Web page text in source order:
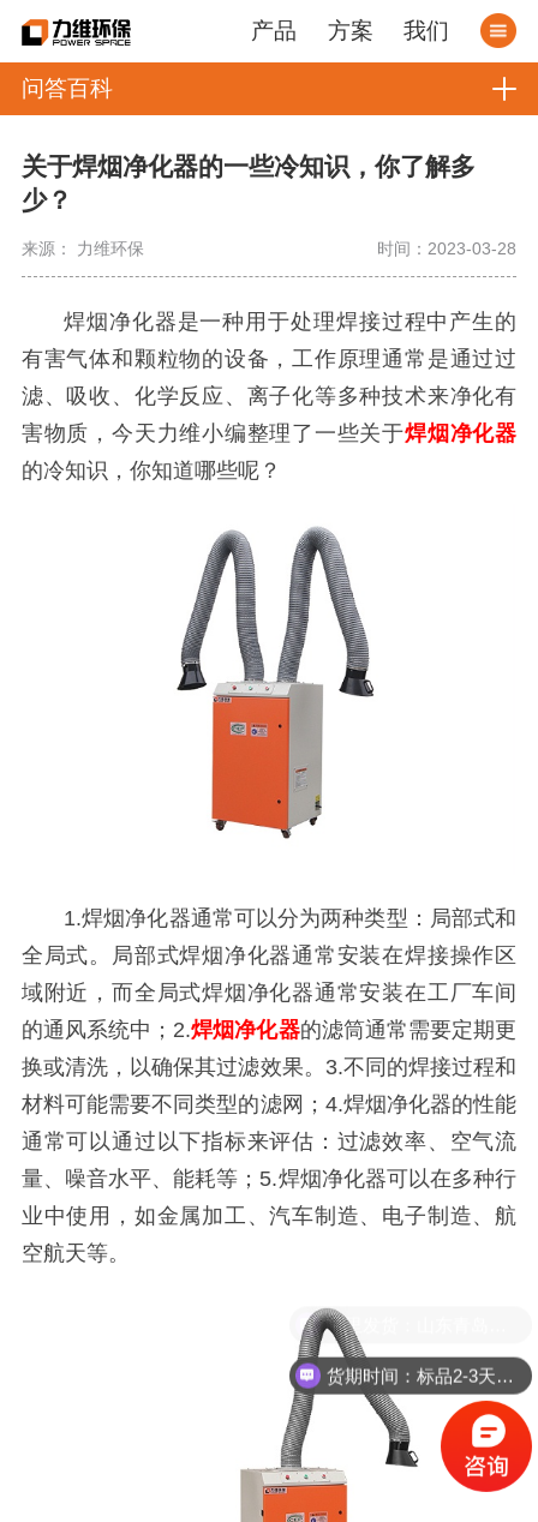
产品 方案 我们
问答百科
关于焊烟净化器的一些冷知识，你了解多
少？
来源： 力维环保 时间：2023-03-28
焊烟净化器是一种用于处理焊接过程中产生的
有害气体和颗粒物的设备， 工作原理通常是通过过
滤、吸收、化学反应、离子化等多种技术来净化有
害物质， 今天力维小编整理了一些关于焊烟净化器
的冷知识，你知道哪些呢？
1.焊烟净化器通常可以分为两种类型：局部式和
全局式。局部式焊烟净化器通常安装在焊接操作区
域附近，而全局式焊烟净化器通常安装在工厂车间
的通风系统中；2.焊烟净化器的滤筒通常需要定期更
换或清洗，以确保其过滤效果。3.不同的焊接过程和
材料可能需要不同类型的滤网；4.焊烟净化器的性能
通常可以通过以下指标来评估：过滤效率、空气流
量、噪音水平、能耗等；5.焊烟净化器可以在多种行
业中使用，如金属加工、汽车制造、电子制造、航
空航天等。